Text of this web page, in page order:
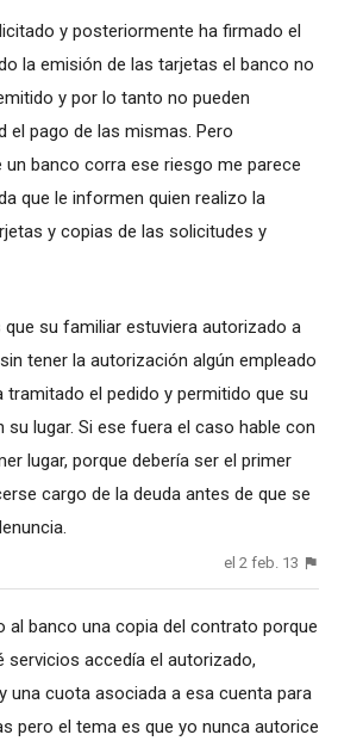
y posteriormente ha firmado el
la emisión de las tarjetas el banco no
y por lo tanto no pueden
el pago de las mismas. Pero
un banco corra ese riesgo me parece
que le informen quien realizo la
y copias de las solicitudes y
que su familiar estuviera autorizado a
tener la autorización algún empleado
tramitado el pedido y permitido que su
su lugar. Si ese fuera el caso hable con
lugar, porque debería ser el primer
cargo de la deuda antes de que se
el 2 feb. 13
al banco una copia del contrato porque
servicios accedía el autorizado,
una cuota asociada a esa cuenta para
pero el tema es que yo nunca autorice